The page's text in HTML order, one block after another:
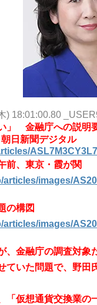
) 18:01:00.80
」 金融庁への説明
日新聞デジタル
前、東京・霞が関
images/
の構図
images/
、金融庁の調査対象
ていた問題で、野田
「仮想通貨交換業の